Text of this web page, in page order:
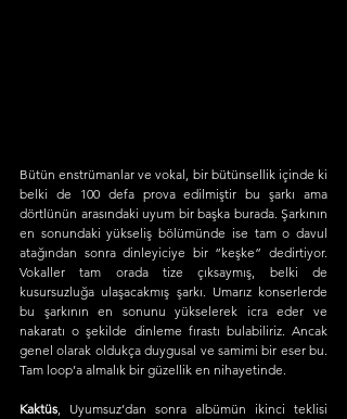
Bütün enstrümanlar ve vokal, bir bütünsellik içinde ki
belki de 100 defa prova edilmiştir bu şarkı ama
dörtlünün arasındaki uyum bir başka burada. Şarkının
en sonundaki yükseliş bölümünde ise tam o davul
atağından sonra dinleyiciye bir “keşke” dedirtiyor.
Vokaller tam orada tize çıksaymış, belki de
kusursuzluğa ulaşacakmış şarkı. Umarız konserlerde
bu şarkının en sonunu yükselerek icra eder ve
nakaratı o şekilde dinleme fırastı bulabiliriz. Ancak
genel olarak oldukça duygusal ve samimi bir eser bu.
Tam loop’a almalık bir güzellik en nihayetinde.
Kaktüs, Uyumsuz’dan sonra albümün ikinci teklisi